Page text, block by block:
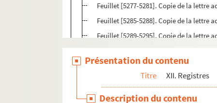
Feuillet [5277-5281]. Copie de la lettre
Feuillet [5285-5288]. Copie de la lettre
Feuillet [5289-5295]. Copie de la lettre
Feuillet [5297-5300]. « Monument
Feuillet [5301]. Copie de la lettre
Feuillet [5303-5328]. Copie de la lettre
Feuillet [5331-5334]. Copie de la lettre
Présentation du contenu
Titre XII. Registres
Description du contenu